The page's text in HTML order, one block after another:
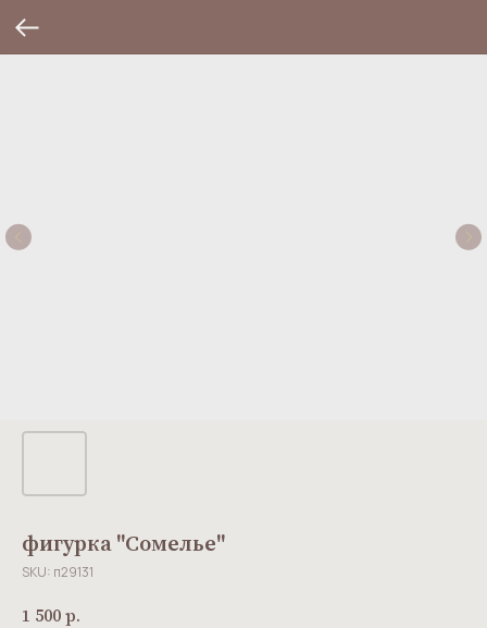
фигурка ''Сомелье''
SKU: п29131
1 500р.